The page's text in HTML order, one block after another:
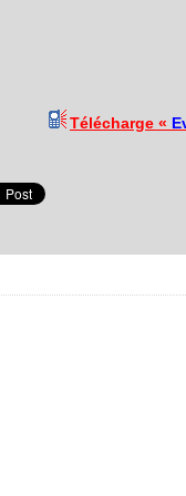
Télécharge «